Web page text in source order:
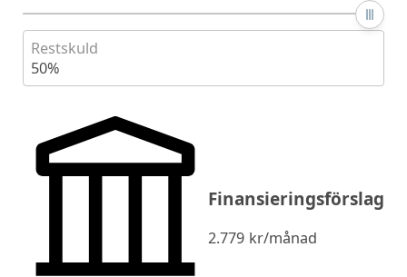
Restskuld
50%
Finansieringsförslag
2.779 kr/månad